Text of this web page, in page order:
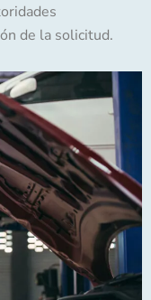
de la solicitud.